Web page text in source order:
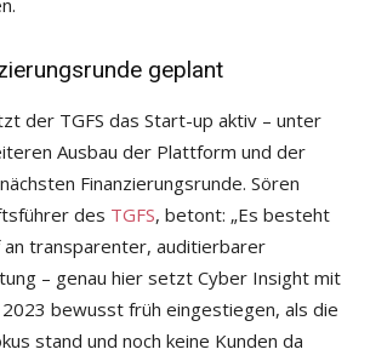
geplant
der TGFS das Start-up aktiv – unter
Ausbau der Plattform und der
Finanzierungsrunde. Sören
des TGFS, betont: „Es besteht
transparenter, auditierbarer
– genau hier setzt Cyber Insight mit
2023 bewusst früh eingestiegen, als die
stand und noch keine Kunden da